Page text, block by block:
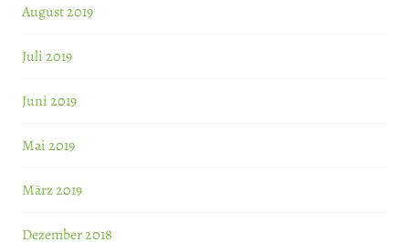
August 2019
Juli 2019
Juni 2019
Mai 2019
März 2019
Dezember 2018